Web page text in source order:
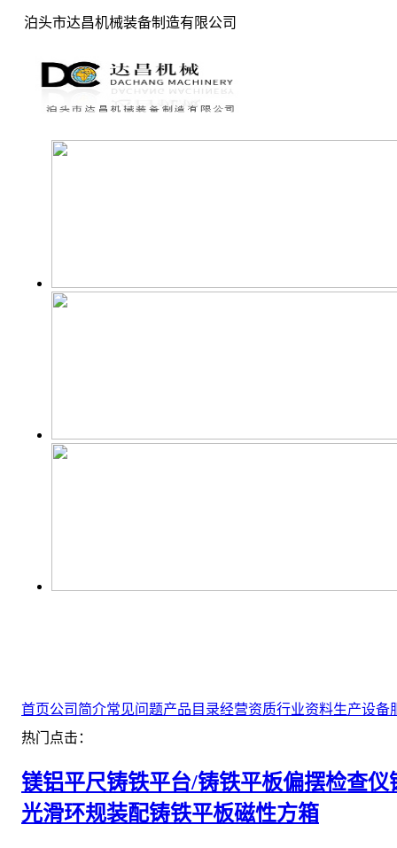
泊头市达昌机械装备制造有限公司
首页公司简介常见问题产品目录经营资质行业资料生产设备
热门点击：
镁铝平尺铸铁平台/铸铁平板偏摆检查仪
光滑环规装配铸铁平板磁性方箱